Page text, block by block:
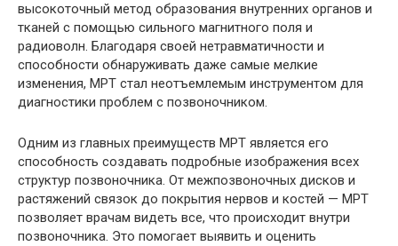
высокоточный метод образования внутренних органов и
тканей с помощью сильного магнитного поля и
радиоволн. Благодаря своей нетравматичности и
способности обнаруживать даже самые мелкие
изменения, МРТ стал неотъемлемым инструментом для
диагностики проблем с позвоночником.
Одним из главных преимуществ МРТ является его
способность создавать подробные изображения всех
структур позвоночника. От межпозвоночных дисков и
растяжений связок до покрытия нервов и костей — МРТ
позволяет врачам видеть все, что происходит внутри
позвоночника. Это помогает выявить и оценить